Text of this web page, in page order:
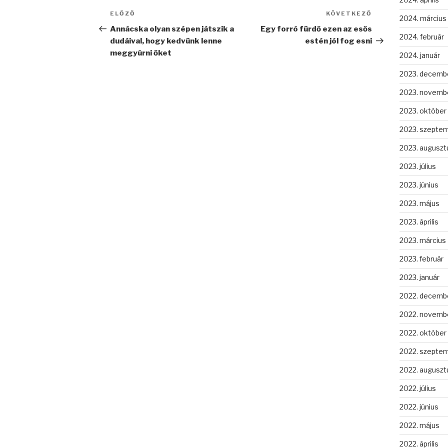
Bejegyzés
navigáció
Korábbi
bejegyzés
ELŐZŐ
Annácska olyan szépen játszik a
dudáival, hogy kedvünk lenne
meggyúrni őket
Következő
bejegyzés
KÖVETKEZŐ
Egy forró fürdő ezen az esős
estén jól fog esni
2024. március
2024. február
2024. január
2023.
2023.
2023. október
2023.
2023.
2023. július
2023. június
2023. május
2023. április
2023. március
2023. február
2023. január
2022.
2022.
2022. október
2022.
2022.
2022. július
2022. június
2022. május
2022. április